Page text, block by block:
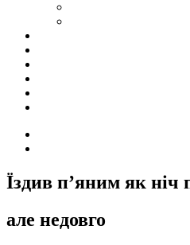
Їздив п’яним як ніч
але недовго